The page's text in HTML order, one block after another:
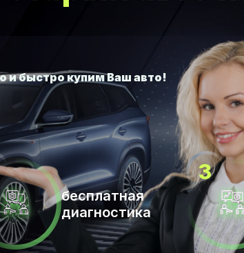
бесплатная
диагностика